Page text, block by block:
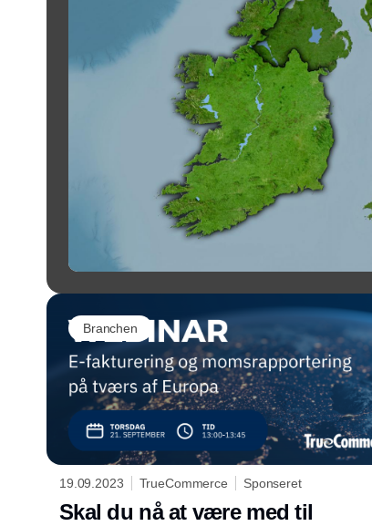
Branchen
19.09.2023 TrueCommerce Sponseret
Skal du nå at være med til